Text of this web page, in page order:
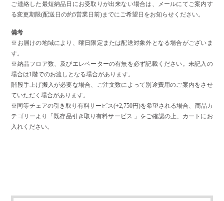
ご連絡した最短納品日にお受取りが出来ない場合は、メールにてご案内す
る変更期限(配送日の約5営業日前)までにご希望日をお知らせください。
備考
※お届けの地域により、曜日限定または配送対象外となる場合がございま
す。
※納品フロア数、及びエレベーターの有無を必ず記載ください。未記入の
場合は1階でのお渡しとなる場合があります。
階段手上げ搬入が必要な場合、ご注文数によって別途費用のご案内をさせ
ていただく場合があります。
※同等チェアの引き取り有料サービス(+2,750円)を希望される場合、商品カ
テゴリーより「既存品引き取り有料サービス 」をご確認の上、カートにお
入れください。